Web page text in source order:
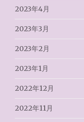
2023年4月
2023年3月
2023年2月
2023年1月
2022年12月
2022年11月